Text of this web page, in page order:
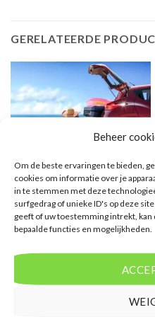
Beheer
Om de beste ervaringen te bieden,
cookies om informatie over je
in te stemmen met deze
surfgedrag of unieke ID's op deze
geeft of uw toestemming intrekt, kan
bepaalde functies en mogelijkheden.
GERELATEERDE
GRIEKENLAND
Fly & Go Samian Mare Hotel
Suites & Spa
4uit 5
Fly & Go Samian Mare Hotel
Suites & Spa is een 4 sterren
accommodatie in Karlovassi . U
partner Corendon. Nu vanaf EUR